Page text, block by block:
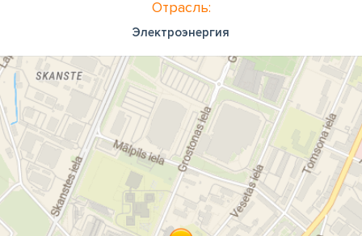
Отрасль:
Электроэнергия